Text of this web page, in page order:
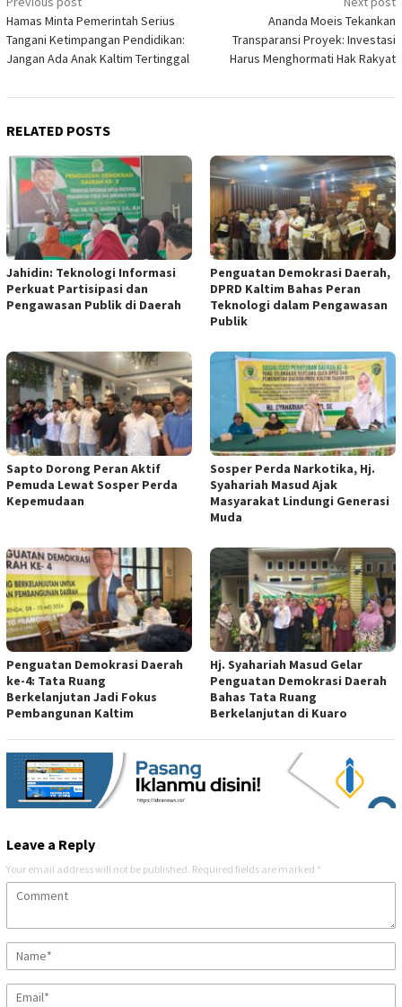
navigation
Hamas Minta Pemerintah Serius
Tangani Ketimpangan Pendidikan:
Jangan Ada Anak Kaltim Tertinggal
Ananda Moeis Tekankan
Transparansi Proyek: Investasi
Harus Menghormati Hak Rakyat
RELATED POSTS
Jahidin: Teknologi Informasi
Perkuat Partisipasi dan
Pengawasan Publik di Daerah
Penguatan Demokrasi Daerah,
DPRD Kaltim Bahas Peran
Teknologi dalam Pengawasan
Publik
Sapto Dorong Peran Aktif
Pemuda Lewat Sosper Perda
Kepemudaan
Sosper Perda Narkotika, Hj.
Syahariah Masud Ajak
Masyarakat Lindungi Generasi
Muda
Penguatan Demokrasi Daerah
ke-4: Tata Ruang
Berkelanjutan Jadi Fokus
Pembangunan Kaltim
Hj. Syahariah Masud Gelar
Penguatan Demokrasi Daerah
Bahas Tata Ruang
Berkelanjutan di Kuaro
Leave a Reply
Your email address will not be published. Required fields are marked *